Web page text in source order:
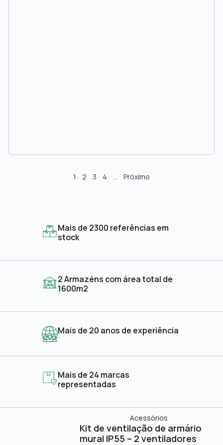
1 2 3 4 Próximo
Mais de 2300 referências em
stock
2 Armazéns com área total de
1600m2
Mais de 20 anos de experiência
Mais de 24 marcas
representadas
Acessórios
Kit de ventilação de armário
mural IP55 – 2 ventiladores